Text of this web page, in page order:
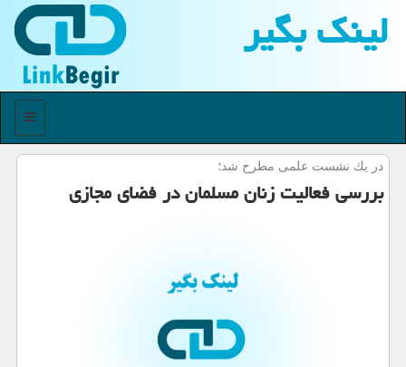
لینك بگیر
منو
در یك نشست علمی مطرح شد؛
بررسی فعالیت زنان مسلمان در فضای مجازی